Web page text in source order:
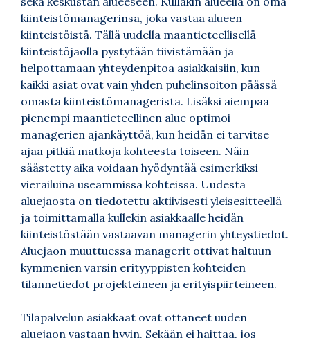
kiinteistömanagerinsa, joka vastaa alueen
kiinteistöistä. Tällä uudella maantieteellisellä
kiinteistöjaolla pystytään tiivistämään ja
helpottamaan yhteydenpitoa asiakkaisiin, kun
kaikki asiat ovat vain yhden puhelinsoiton päässä
omasta kiinteistömanagerista. Lisäksi aiempaa
pienempi maantieteellinen alue optimoi
managerien ajankäyttöä, kun heidän ei tarvitse
ajaa pitkiä matkoja kohteesta toiseen. Näin
säästetty aika voidaan hyödyntää esimerkiksi
vierailuina useammissa kohteissa. Uudesta
aluejaosta on tiedotettu aktiivisesti yleisesitteellä
ja toimittamalla kullekin asiakkaalle heidän
kiinteistöstään vastaavan managerin yhteystiedot.
Aluejaon muuttuessa managerit ottivat haltuun
kymmenien varsin erityyppisten kohteiden
tilannetiedot projekteineen ja erityispiirteineen.
Tilapalvelun asiakkaat ovat ottaneet uuden
aluejaon vastaan hyvin. Sekään ei haittaa, jos